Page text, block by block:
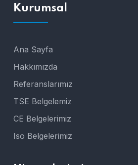
Kurumsal
Ana Sayfa
Hakkımızda
Referanslarımız
TSE Belgelemiz
CE Belgelerimiz
Iso Belgelerimiz